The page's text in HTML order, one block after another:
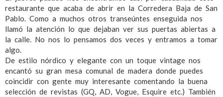
restaurante que acaba de abrir en la Corredera Baja de San
Pablo. Como a muchos otros transeúntes enseguida nos
llamó la atención lo que dejaban ver sus puertas abiertas a
la calle. No nos lo pensamos dos veces y entramos a tomar
algo.
De estilo nórdico y elegante con un toque vintage nos
encantó su gran mesa comunal de madera donde puedes
coincidir con gente muy interesante comentando la buena
selección de revistas (GQ, AD, Vogue, Esquire etc.) También